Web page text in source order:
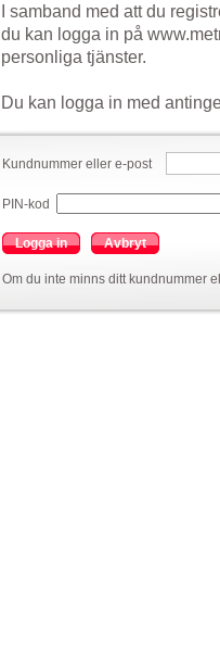
I samband med att du
du kan logga in på
personliga tjänster.
Du kan logga in med
Kundnummer eller e-post
PIN-kod
Logga in Avbryt
Om du inte minns ditt kundnummer